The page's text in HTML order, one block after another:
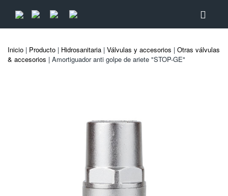
Inicio | Producto | Hidrosanitaria | Válvulas y accesorios | Otras válvulas
& accesorios | Amortiguador anti golpe de ariete "STOP-GE"